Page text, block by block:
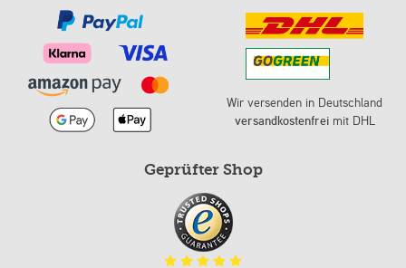
Wir versenden in Deutschland
versandkostenfreimit DHL
Geprüfter Shop